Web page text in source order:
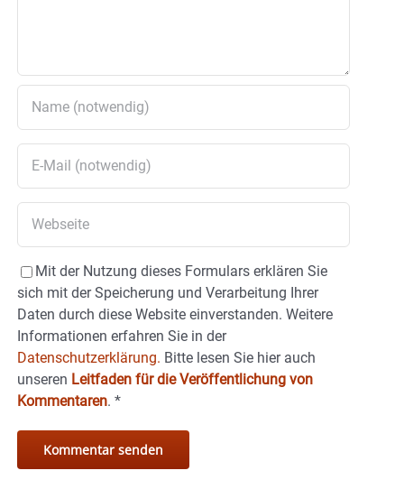
Mit der Nutzung dieses Formulars erklären Sie
sich mit der Speicherung und Verarbeitung Ihrer
Daten durch diese Website einverstanden. Weitere
Informationen erfahren Sie in der
Datenschutzerklärung. Bitte lesen Sie hier auch
unseren Leitfaden für die Veröffentlichung von
Kommentaren. *